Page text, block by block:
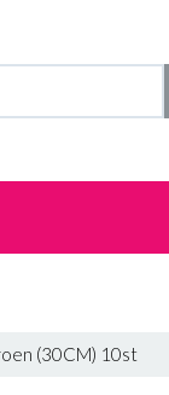
(30CM) 10st